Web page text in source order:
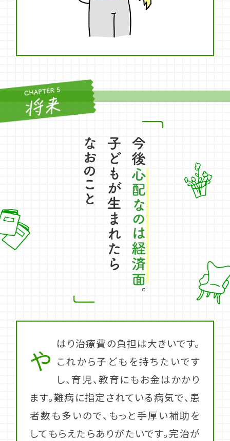
や
はり治療費の負担は大きいです。
これから子どもを持ちたいです
し、育児、教育にもお金はかかり
ます。難病に指定されている病気で、患
者数も多いので、もっと手厚い補助を
してもらえたらありがたいです。完治が